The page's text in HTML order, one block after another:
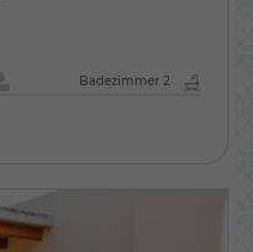
Badezimmer 2